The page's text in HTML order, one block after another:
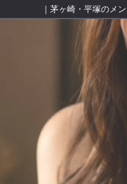
｜茅ヶ崎・平塚のメ